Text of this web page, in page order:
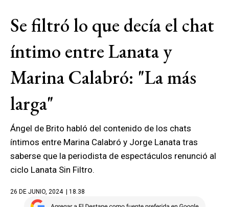
Se filtró lo que decía el chat
íntimo entre Lanata y
Marina Calabró: "La más
larga"
Ángel de Brito habló del contenido de los chats
íntimos entre Marina Calabró y Jorge Lanata tras
saberse que la periodista de espectáculos renunció al
ciclo Lanata Sin Filtro.
26 DE JUNIO, 2024 | 18.38